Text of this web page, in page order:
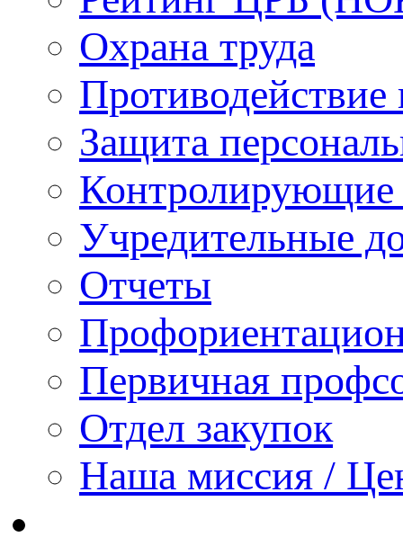
Охрана труда
Защита
Контролирующие
Учредительные
Отчеты
Первичная
Отдел закупок
Наша миссия /